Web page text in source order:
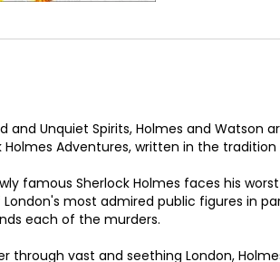
and Unquiet Spirits, Holmes and Watson
Adventures, written in the
famous Sherlock Holmes faces his
most admired public figures in
each of the murders.
through vast and seething London,